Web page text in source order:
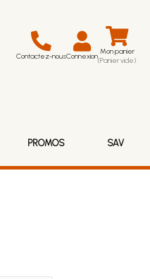
Contactez-nousConnexion Mon panier
(Panier vide)
PROMOS SAV